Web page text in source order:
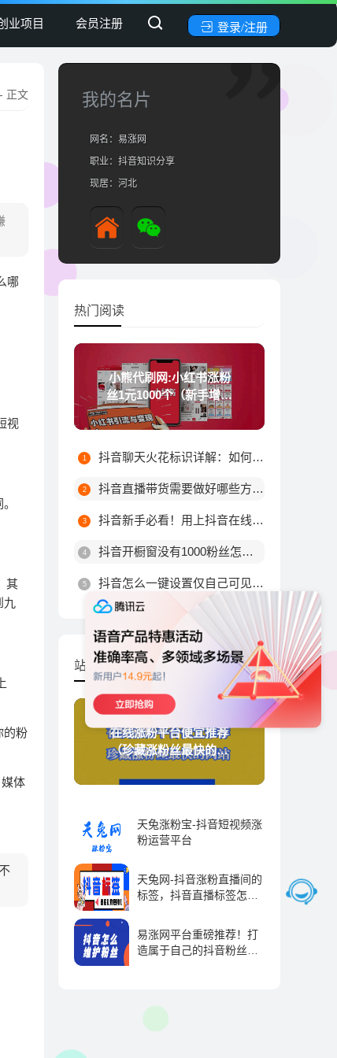
业项目 会员注册 登录/注册
- 正文
哪
视
其
九
的粉
体
我的名片
网名：易涨网
职业：抖音知识分享
现居：河北
热门阅读
小熊代刷网:小红书涨粉
丝1元1000个（新手增加
粉丝技巧）
抖音聊天火花标识详解：如何触发不同颜色火花及最高等级规则
抖音直播带货需要做好哪些方面?
抖音新手必看！用上抖音在线涨粉平台这10个技巧，粉丝量由你决定！
抖音开橱窗没有1000粉丝怎么办
抖音怎么一键设置仅自己可见？详细步骤教你轻松搞定
站长推荐
在线涨粉平台便宜推荐
（珍藏涨粉丝最快的网
天兔涨粉宝-抖音短视频涨
粉运营平台
天兔网-抖音涨粉直播间的
标签，抖音直播标签怎么
易涨网平台重磅推荐！打
造属于自己的抖音粉丝帝